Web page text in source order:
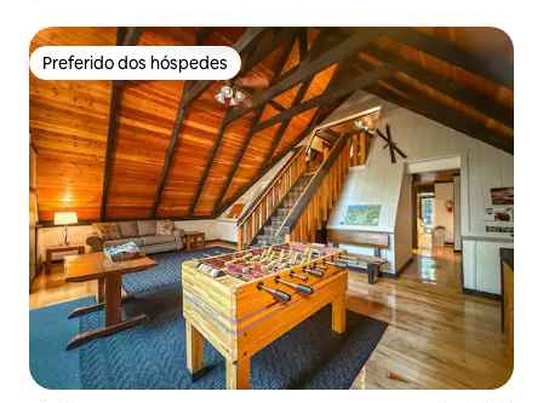
Preferido dos hóspedes
Preferido dos hóspedes